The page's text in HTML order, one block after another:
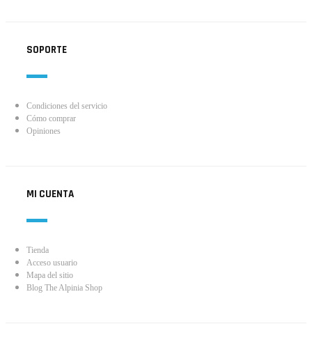
SOPORTE
Condiciones del servicio
Cómo comprar
Opiniones
MI CUENTA
Tienda
Acceso usuario
Mapa del sitio
Blog The Alpinia Shop